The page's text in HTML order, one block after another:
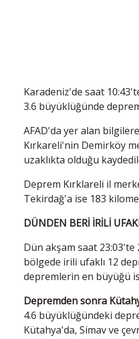
Karadeniz'de saat
3.6 büyüklüğünde
AFAD'da yer alan
Kırkareli'nin Demirköy
uzaklıkta olduğu
Deprem Kırklareli il
Tekirdağ'a ise 183
DÜNDEN BERİ İRİLİ
Dün akşam saat 23:03'te
bölgede irili ufaklı 12
depremlerin en büyüğü
Depremden sonra
4.6 büyüklüğündeki
Kütahya'da, Simav ve